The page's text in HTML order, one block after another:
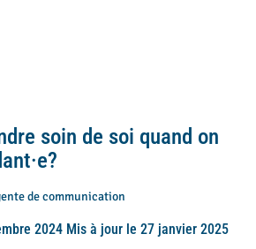
soin de soi quand on
de communication
2024 Mis à jour le 27 janvier 2025